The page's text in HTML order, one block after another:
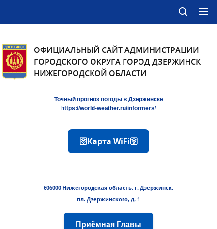
ОФИЦИАЛЬНЫЙ САЙТ АДМИНИСТРАЦИИ
ГОРОДСКОГО ОКРУГА ГОРОД ДЗЕРЖИНСК
НИЖЕГОРОДСКОЙ ОБЛАСТИ
Точный прогноз погоды в Дзержинске
https://world-weather.ru/informers/
🛜Карта WiFi🛜
606000 Нижегородская область, г. Дзержинск,
пл. Дзержинского, д. 1
Приёмная Главы